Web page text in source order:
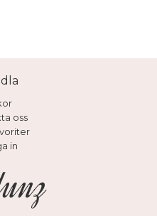
oss
in